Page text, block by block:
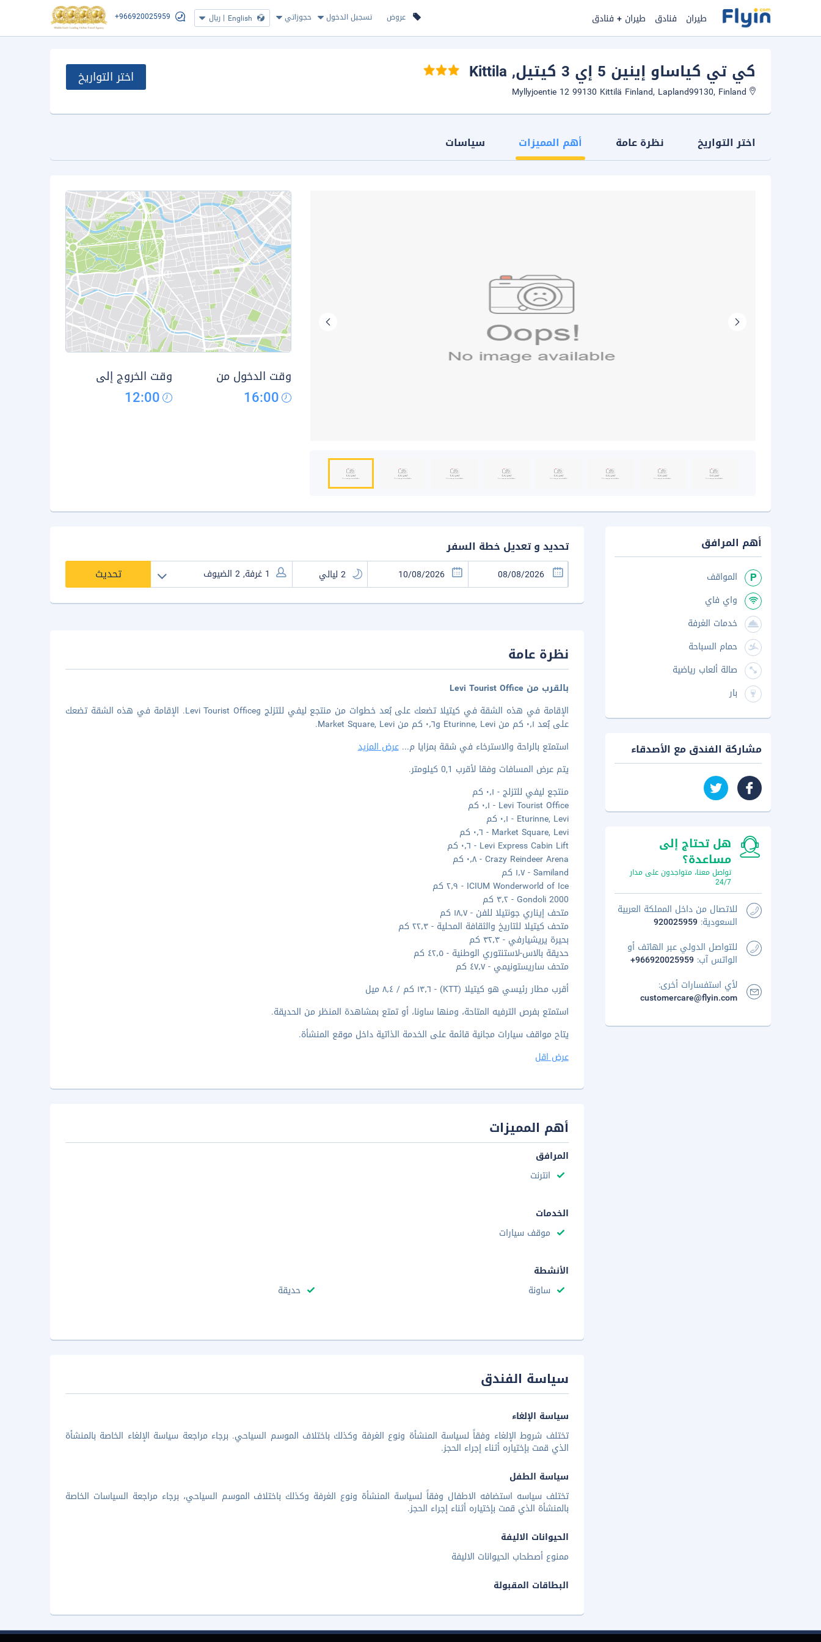
عروض تسجيل الدخول حجوزاتي English
| ريال +966920025959 طيران فنادق طيران + فنادق
كي تي كياساو إينين 5 إي 3 كيتيل , Kittila اختر التواريخ
اختر التواريخ نظرة عامة أهم المميزات سياسات
وقت الدخول من
16:00
وقت الخروج إلى
12:00
تحديد و تعديل خطة السفر
تحديث
نظرة عامة
بالقرب من Levi Tourist Office
الإقامة في هذه الشقة في كيتيلا تضعك على بُعد خطوات من منتجع ليفي للتزلج وLevi Tourist Office. الإقامة في هذه الشقة تضعك
على بُعد ٠٫١ كم من Eturinne, Levi و٠٫٦ كم من Market Square, Levi.
استمتع بالراحة والاسترخاء في شقة بمزايا م...عرض المزيد
يتم عرض المسافات وفقا لأقرب 0,1 كيلومتر.
منتجع ليفي للتزلج - ٠٫١ كم
Levi Tourist Office - ٠٫١ كم
Eturinne, Levi - ٠٫١ كم
Market Square, Levi - ٠٫٦ كم
Levi Express Cabin Lift - ٠٫٦ كم
Crazy Reindeer Arena - ٠٫٨ كم
Samiland - ١٫٧ كم
ICIUM Wonderworld of Ice - ٢٫٩ كم
Gondoli 2000 - ٣٫٢ كم
متحف إيناري جونتيلا للفن - ١٨٫٧ كم
متحف كيتيلا للتاريخ والثقافة المحلية - ٢٢٫٣ كم
بحيرة يريشيارفي - ٣٢٫٣ كم
حديقة بالاس-لاستنتوري الوطنية - ٤٢٫٥ كم
متحف ساريستونيمي - ٤٧٫٧ كم
أقرب مطار رئيسي هو كيتيلا (KTT) - ١٣٫٦ كم / ٨٫٤ ميل
استمتع بفرص الترفيه المتاحة، ومنها ساونا، أو تمتع بمشاهدة المنظر من الحديقة.
يتاح مواقف سيارات مجانية قائمة على الخدمة الذاتية داخل موقع المنشأة.
عرض اقل
أهم المميزات
المرافق
انترنت
الخدمات
موقف سيارات
الأنشطة
ساونة
حديقة
سياسة الفندق
سياسة الإلغاء
تختلف شروط الإلغاء وفقاً لسياسة المنشأة ونوع الغرفة وكذلك باختلاف الموسم السياحي. برجاء مراجعة سياسة الإلغاء الخاصة بالمنشأة
الذي قمت بإختياره أثناء إجراء الحجز.
سياسة الطفل
تختلف سياسه استضافه الاطفال وفقاً لسياسة المنشأة ونوع الغرفة وكذلك باختلاف الموسم السياحي، برجاء مراجعة السياسات الخاصة
بالمنشأة الذي قمت بإختياره أثناء إجراء الحجز.
الحيوانات الاليفة
ممنوع أصطحاب الحيوانات الاليفة
البطاقات المقبولة
أهم المرافق
المواقف
واي فاي
خدمات الغرفة
حمام السباحة
صالة ألعاب رياضية
بار
مشاركة الفندق مع الأصدقاء
هل تحتاج إلى
مساعدة؟
تواصل معنا، متواجدون على مدار
24/7
للاتصال من داخل المملكة العربية
السعودية: 920025959
للتواصل الدولي عبر الهاتف أو
الواتس آب: +966920025959
لأي استفسارات أخرى:
customercare@flyin.com